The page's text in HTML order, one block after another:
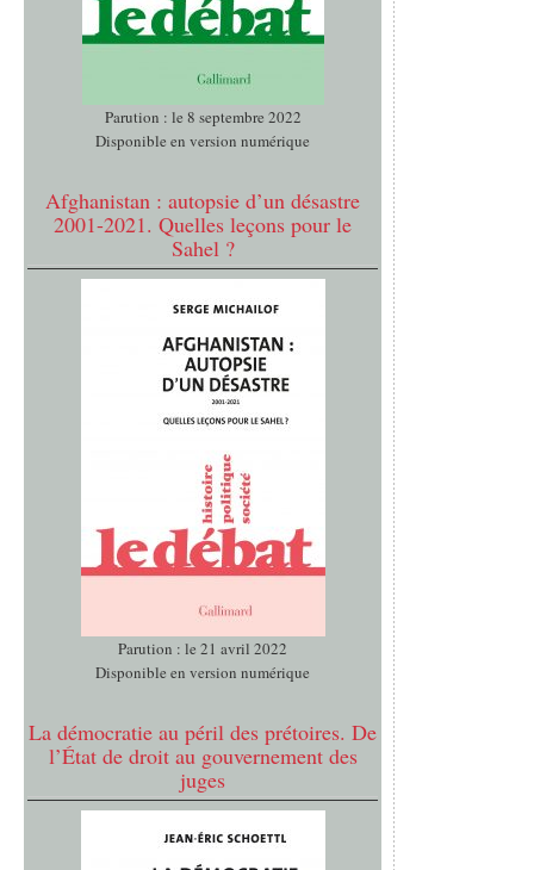
Parution : le 8 septembre 2022
Disponible en version numérique
Afghanistan : autopsie d’un désastre
2001-2021. Quelles leçons pour le
Sahel ?
Parution : le 21 avril 2022
Disponible en version numérique
La démocratie au péril des prétoires. De
l’État de droit au gouvernement des
juges